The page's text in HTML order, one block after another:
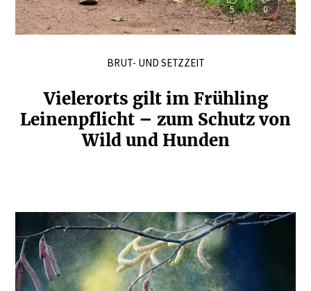
5 0
BRUT- UND SETZZEIT
Vielerorts gilt im Frühling
Leinen­pflicht – zum Schutz von
Wild und Hunden